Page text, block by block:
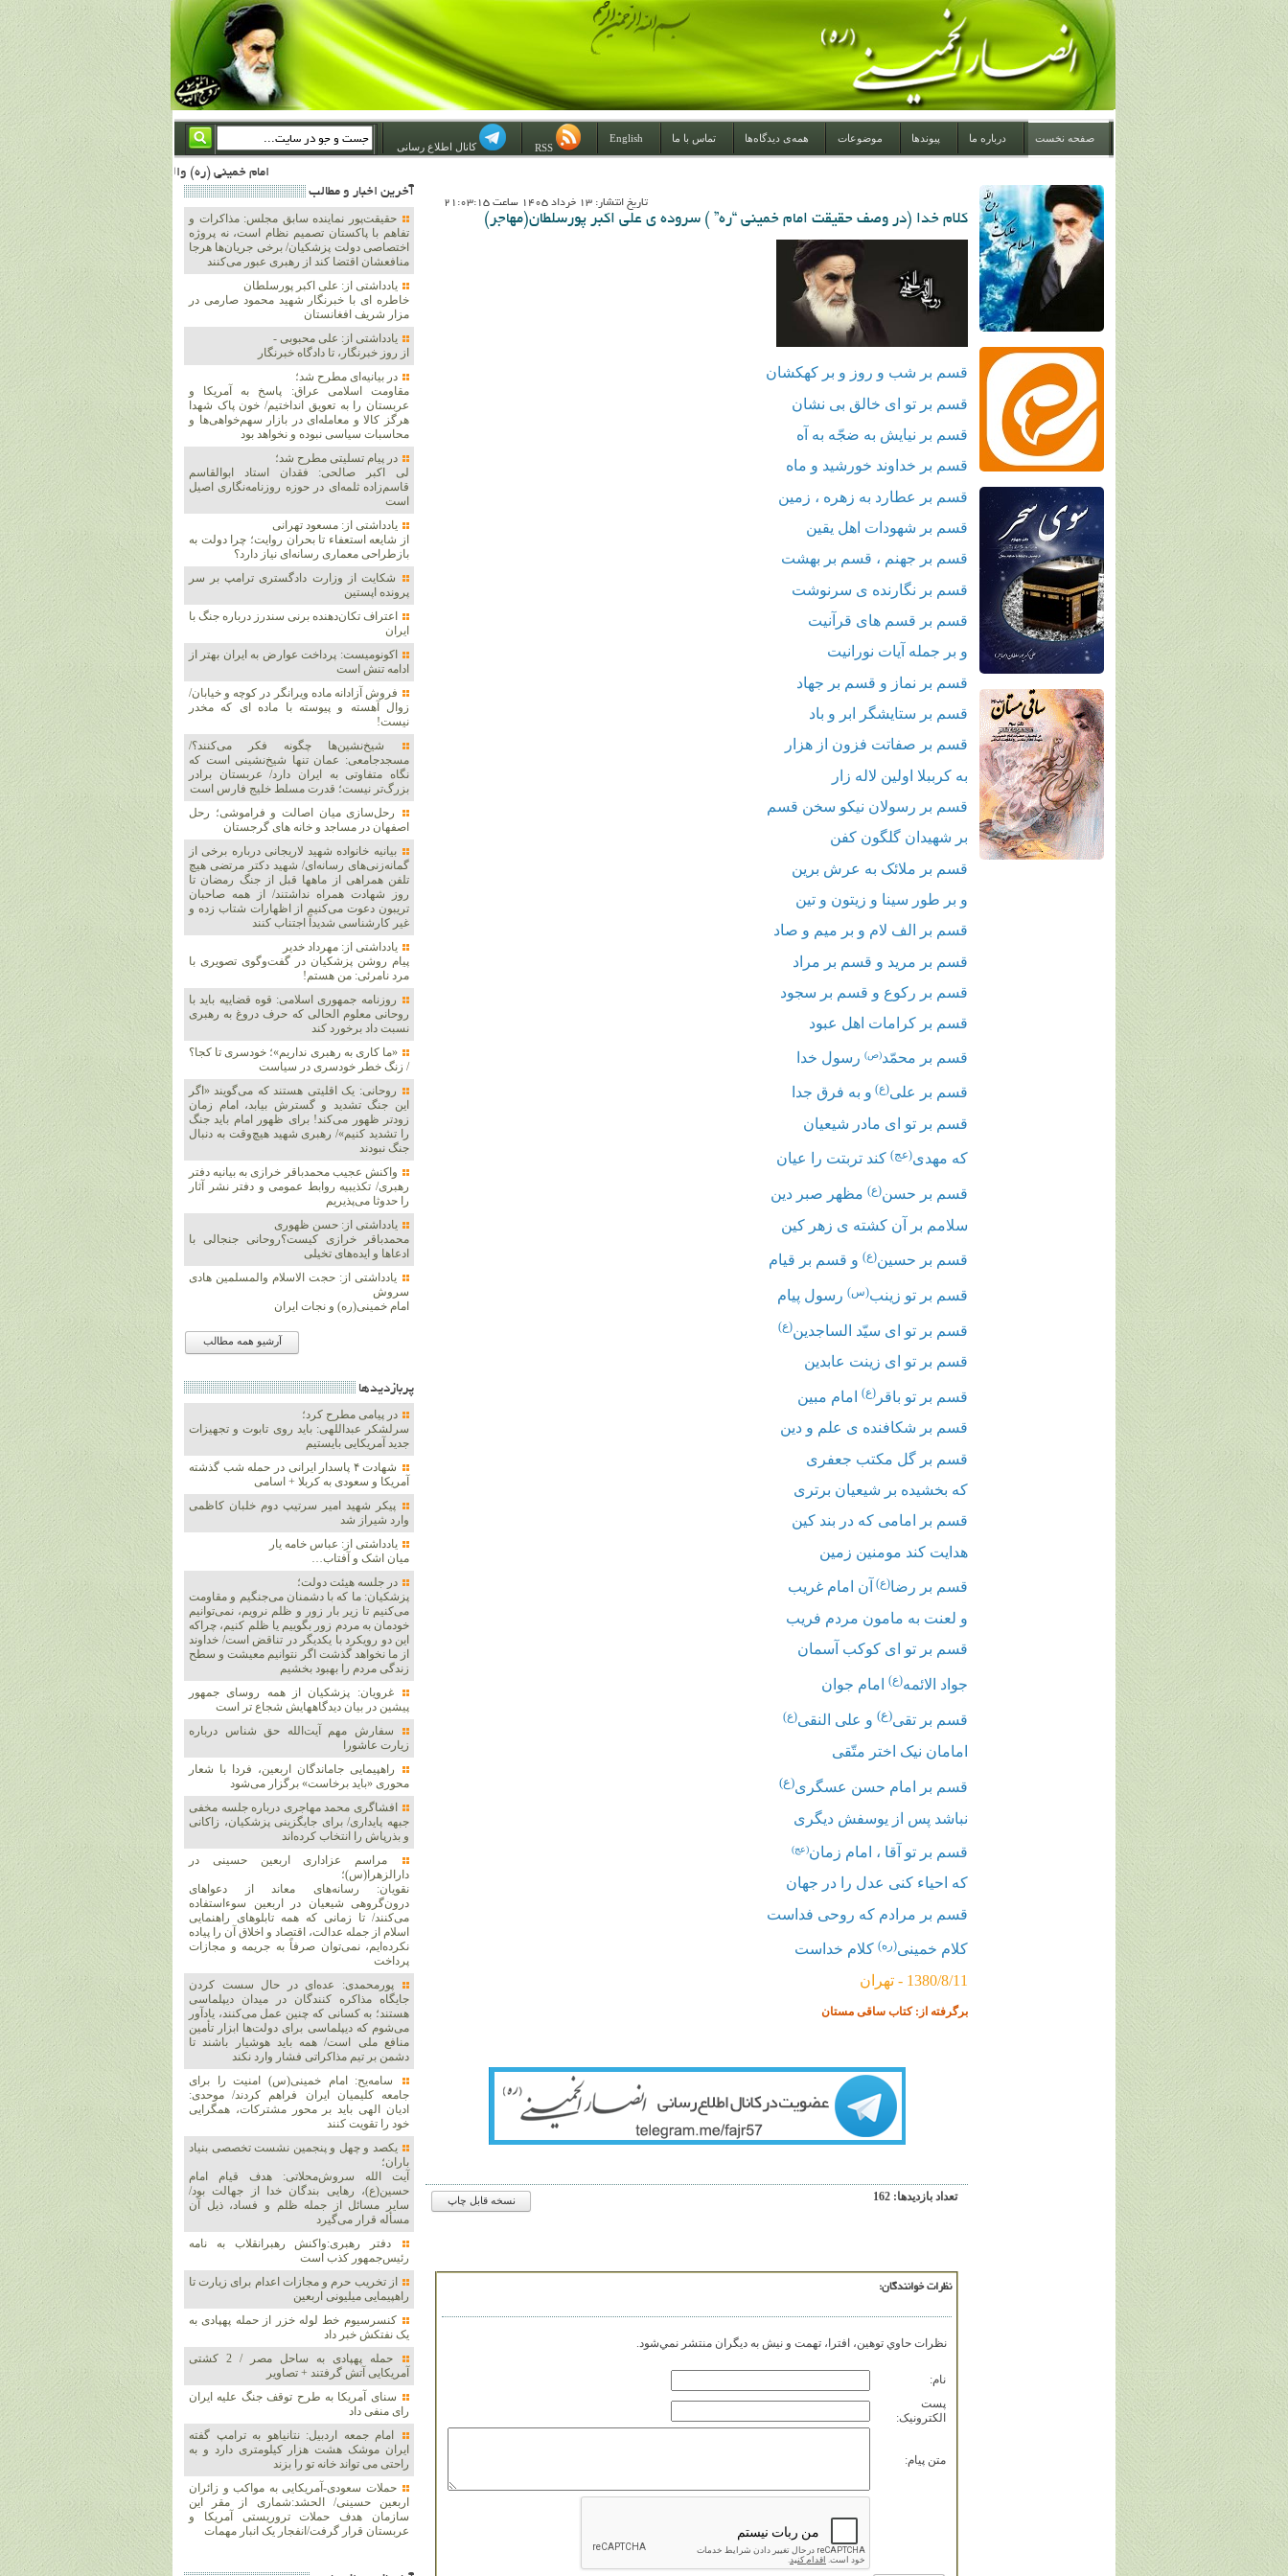
صفحه نخست درباره ما پیوندها موضوعات همه‌ی دیدگاه‌ها تماس با ما
English
کانال اطلاع رسانی
امام خمینی (ره) والله اسلام تمامش سیاست است؛ ***** امام شهید: به گفتار امام و کردار امام اهتمام بورزید ***** امام خمینی(ره): ان شاء الله ما اندوه دلمان را در وقت مناسب با انتقام از امریکا و آل سعود برطرف خواهیم ساخت و داغ و حسرت حلاوت این جنایت بزرگ را بر دلشان خواهیم نهاد 1367/4/29 ***** امام خمینی(رحمة الله علیه) : حکومت آل سعود، این وهابیهای پست بیخبر از خدا بسان خنجرند که همیشه از پشت در قلب مسلمانان فرو رفته‌اند 1366/5/12***** امام خمینی (ره) شهادت در راه خدا مسئله ای نیست
تاريخ انتشار: 13 خرداد 1405 ساعت 21:03:15
کلام خدا (در وصف حقیقت امام خمینی “ره” ) سروده ی علی اکبر پورسلطان(مهاجر)
قسم بر شب و روز و بر کهکشان
قسم بر تو ای خالق بی نشان
قسم بر نیایش به ضجّه به آه
قسم بر خداوند خورشید و ماه
قسم بر عطارد به زهره ، زمین
قسم بر شهودات اهل یقین
قسم بر جهنم ، قسم بر بهشت
قسم بر نگارنده ی سرنوشت
قسم بر قسم های قرآنیت
و بر جمله آیات نورانیت
قسم بر نماز و قسم بر جهاد
قسم بر ستایشگر ابر و باد
قسم بر صفاتت فزون از هزار
به کرببلا اولین لاله زار
قسم بر رسولان نیکو سخن قسم
بر شهیدان گلگون کفن
قسم بر ملائک به عرش برین
و بر طور سینا و زیتون و تین
قسم بر الف لام و بر میم و صاد
قسم بر مرید و قسم بر مراد
قسم بر رکوع و قسم بر سجود
قسم بر کرامات اهل عبود
قسم بر محمّد(ص) رسول خدا
قسم بر علی(ع) و به فرق جدا
قسم بر تو ای مادر شیعیان
که مهدی(عج) کند تربتت را عیان
قسم بر حسن(ع) مظهر صبر دین
سلامم بر آن کشته ی زهر کین
قسم بر حسین(ع) و قسم بر قیام
قسم بر تو زینب(س) رسول پیام
قسم بر تو ای سیّد الساجدین(ع)
قسم بر تو ای زینت عابدین
قسم بر تو باقر (ع)
امام مبین
قسم بر شکافنده ی علم و دین
قسم بر گل مکتب جعفری
که بخشیده بر شیعیان برتری
قسم بر امامی که در بند کین
هدایت کند مومنین زمین
قسم بر رضا(ع) آن امام غریب
و لعنت به مامون مردم فریب
قسم بر تو ای کوکب آسمان
جواد الائمه(ع) امام جوان
قسم بر تقی(ع) و علی النقی(ع)
امامان نیک اختر متّقی
قسم بر امام حسن عسگری(ع)
نباشد پس از یوسفش دیگری
قسم بر تو آقا ، امام زمان(عج)
که احیاء کنی عدل را در جهان
قسم بر مرادم که روحی فداست
کلام خمینی(ره) کلام خداست
1380/8/11 - تهران
برگرفته از: کتاب ساقی مستان
تعداد بازديدها: 162 نسخه قابل چاپ
نظرات خوانندگان:
نظرات حاوي توهين، افترا، تهمت و نيش به ديگران منتشر نمي‌شود.
نام:
پست
الکترونيک:
متن پيام:
آخرين اخبار و مطالب
حقیقت‌پور نماینده سابق مجلس: مذاکرات و
تفاهم با پاکستان تصمیم نظام است، نه پروژه
اختصاصی دولت پزشکیان/ برخی جریان‌ها هرجا
منافعشان اقتضا کند از رهبری عبور می‌کنند
یادداشتی از: علی اکبر پورسلطان
خاطره ای با خبرنگار شهید محمود صارمی در
مزار شریف افغانستان
یادداشتی از: علی محبوبی -
از روز خبرنگار، تا دادگاه خبرنگار
در بیانیه‌ای مطرح شد؛
مقاومت اسلامی عراق: پاسخ به آمریکا و
عربستان را به تعویق انداختیم/ خون پاک شهدا
هرگز کالا و معامله‌ای در بازار سهم‌خواهی‌ها و
محاسبات سیاسی نبوده و نخواهد بود
در پیام تسلیتی مطرح شد؛
لی اکبر صالحی: فقدان استاد ابوالقاسم
قاسم‌زاده ثلمه‌ای در حوزه روزنامه‌نگاری اصیل
است
یادداشتی از: مسعود تهرانی
از شایعه استعفاء تا بحران روایت؛ چرا دولت به
بازطراحی معماری رسانه‌ای نیاز دارد؟
شکایت از وزارت دادگستری ترامپ بر سر
پرونده اپستین
اعتراف تکان‌دهنده برنی سندرز درباره جنگ با
ایران
اکونومیست: پرداخت عوارض به ایران بهتر از
ادامه تنش است
فروش آزادانه ماده ویرانگر در کوچه و خیابان/
زوال آهسته و پیوسته با ماده ای که مخدر
نیست!
شیخ‌نشین‌ها چگونه فکر می‌کنند؟/
مسجدجامعی: عمان تنها شیخ‌نشینی است که
نگاه متفاوتی به ایران دارد/ عربستان برادر
بزرگ‌تر نیست؛ قدرت مسلط خلیج فارس است
رحل‌سازی میان اصالت و فراموشی؛ رحل
اصفهان در مساجد و خانه های گرجستان
بیانیه خانواده شهید لاریجانی درباره برخی از
گمانه‌زنی‌های رسانه‌ای/ شهید دکتر مرتضی هیچ
تلفن همراهی از ماهها قبل از جنگ رمضان تا
روز شهادت همراه نداشتند/ از همه صاحبان
تریبون دعوت می‌کنیم از اظهارات شتاب زده و
غیر کارشناسی شدیداً اجتناب کنند
یادداشتی از: مهرداد خدیر
پیام روشن پزشکیان در گفت‌و‌گوی تصویری با
مرد نامرئی: من هستم!
روزنامه جمهوری اسلامی: قوه قضاییه باید با
روحانی معلوم الحالی که حرف دروغ به رهبری
نسبت داد برخورد کند
«ما کاری به رهبری نداریم»؛ خودسری تا کجا؟
/ زنگ خطر خودسری در سیاست
روحانی: یک اقلیتی هستند که می‌گویند «اگر
این جنگ تشدید و گسترش بیابد، امام زمان
زودتر ظهور می‌کند! برای ظهور امام باید جنگ
را تشدید کنیم»/ رهبری شهید هیچ‌وقت به دنبال
جنگ نبودند
واکنش عجیب محمدباقر خرازی به بیانیه دفتر
رهبری/ تکذیبیه روابط عمومی و دفتر نشر آثار
را حدوثا می‌پذیریم
یادداشتی از: حسن ظهوری
محمدباقر خرازی کیست؟روحانی جنجالی با
ادعاها و ایده‌های تخیلی
یادداشتی از: حجت الاسلام والمسلمین هادی
سروش
امام خمینی(ره) و نجات ایران
آرشیو همه مطالب
پربازديدها
در پیامی مطرح کرد؛
سرلشکر عبداللهی: باید روی تابوت و تجهیزات
جدید آمریکایی بایستیم
شهادت ۴ پاسدار ایرانی در حمله شب گذشته
آمریکا و سعودی به کربلا + اسامی
پیکر شهید امیر سرتیپ دوم خلبان کاظمی
وارد شیراز شد
یادداشتی از: عباس خامه یار
میان اشک و آفتاب…
در جلسه هیئت دولت؛
پزشکیان: ما که با دشمنان می‌جنگیم و مقاومت
می‌کنیم تا زیر بار زور و ظلم نرویم، نمی‌توانیم
خودمان به مردم زور بگوییم یا ظلم کنیم، چراکه
این دو رویکرد با یکدیگر در تناقض است/ خداوند
از ما نخواهد گذشت اگر نتوانیم معیشت و سطح
زندگی مردم را بهبود بخشیم
غرویان: پزشکیان از همه روسای جمهور
پیشین در بیان دیدگاههایش شجاع تر است
سفارش مهم آیت‌الله حق شناس درباره
زیارت عاشورا
راهپیمایی جاماندگان اربعین، فردا با شعار
محوری «باید برخاست» برگزار می‌شود
افشاگری محمد مهاجری درباره جلسه مخفی
جبهه پایداری/ برای جایگزینی پزشکیان، زاکانی
و بذرپاش را انتخاب کرده‌اند
مراسم عزاداری اربعین حسینی در
دارالزهرا(س)؛
نقویان: رسانه‌های معاند از دعواهای
درون‌گروهی شیعیان در اربعین سوءاستفاده
می‌کنند/ تا زمانی که همه تابلوهای راهنمایی
اسلام از جمله عدالت، اقتصاد و اخلاق آن را پیاده
نکرده‌ایم، نمی‌توان صرفاً به جریمه و مجازات
پرداخت
پورمحمدی: عده‌ای در حال سست کردن
جایگاه مذاکره کنندگان در میدان دیپلماسی
هستند؛ به کسانی که چنین عمل می‌کنند، یادآور
می‌شوم که دیپلماسی برای دولت‌ها ابزار تأمین
منافع ملی است/ همه باید هوشیار باشند تا
دشمن بر تیم مذاکراتی فشار وارد نکند
سامه‌یح: امام خمینی(س) امنیت را برای
جامعه کلیمیان ایران فراهم کردند/ موحدی:
ادیان الهی باید بر محور مشترکات، همگرایی
خود را تقویت کنند
یکصد و چهل و پنجمین نشست تخصصی بنیاد
باران؛
آیت الله سروش‌محلاتی: هدف قیام امام
حسین(ع)، رهایی بندگان خدا از جهالت بود/
سایر مسائل از جمله ظلم و فساد، ذیل آن
مسأله قرار می‌گیرد
دفتر رهبری:واکنش رهبرانقلاب به نامه
رئیس‌جمهور کذب است
از تخریب حرم و مجازات اعدام برای زیارت تا
راهپیمایی میلیونی اربعین
کنسرسیوم خط لوله خزر از حمله پهپادی به
یک نفتکش خبر داد
حمله پهپادی به ساحل مصر / 2 کشتی
آمریکایی آتش گرفتند + تصاویر
سنای آمریکا به طرح توقف جنگ علیه ایران
رای منفی داد
امام جمعه اردبیل: نتانیاهو به ترامپ گفته
ایران موشک هشت هزار کیلومتری دارد و به
راحتی می تواند خانه تو را بزند
حملات سعودی-آمریکایی به مواکب و زائران
اربعین حسینی/ الحشد:شماری از مقر این
سازمان هدف حملات تروریستی آمریکا و
عربستان قرار گرفت/انفجار یک انبار مهمات